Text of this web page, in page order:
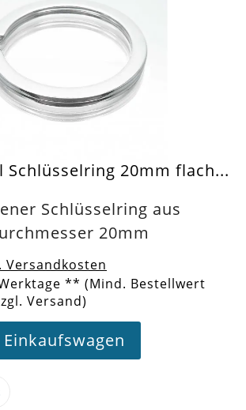
Schlüsselring 20mm flach...
Schlüsselring aus
20mm
Versandkosten
** (Mind. Bestellwert
Versand)